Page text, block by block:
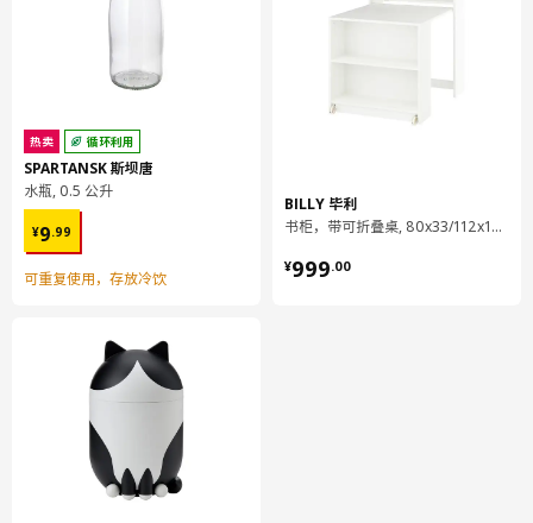
热卖 循环利用
SPARTANSK 斯坝唐
水瓶, 0.5 公升
¥9.99
¥ 9.99
可重复使用，存放冷饮
BILLY 毕利
书柜，带可折叠桌, 80x33/112x106 厘米
¥999.00
¥ 999.00